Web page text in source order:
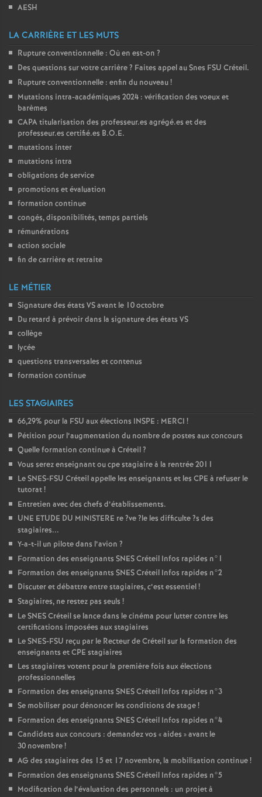
O
r
l
o
u
AESH
LA CARRIÈRE ET LES MUTS
Rupture conventionnelle : Où en est-on ?
Des questions sur votre carrière? Faites appel au Snes FSU Créteil.
Rupture conventionnelle : enfin du nouveau!
Mutations intra-académiques 2024 : vérification des voeux et
barèmes
CAPAtitularisation des professeur.es agrégé.es et des
professeur.es certifié.es B.O.E.
mutations inter
mutations intra
obligations de service
promotions et évaluation
formation continue
congés, disponibilités, temps partiels
rémunérations
action sociale
fin de carrière et retraite
LE MÉTIER
Signature des états VSavant le 10 octobre
Du retard à prévoir dans la signature des états VS
collège
lycée
questions transversales et contenus
formation continue
LES STAGIAIRES
66,29% pour la FSU aux élections INSPE : MERCI !
Pétition pour l’augmentation du nombre de postes aux concours
Quelle formation continue à Créteil?
Vous serez enseignant ou cpe stagiaire à la rentrée 2011
LeSNES-FSU Créteil appelle les enseignants et les CPE à refuser le
tutorat!
Entretien avec des chefs d’établissements.
UNE ETUDE DU MINISTERE re?ve?le les difficulte?s des
stagiaires...
Y-a-t-il un pilote dans l’avion ?
Formation des enseignants SNESCréteil Infos rapides n°1
Formation des enseignants SNESCréteil Infos rapides n°2
Discuter et débattre entre stagiaires, c’est essentiel!
Stagiaires, ne restez pas seuls !
LeSNESCréteil se lance dans le cinéma pour lutter contre les
certifications imposées aux stagiaires
LeSNES-FSU reçu par le Recteur de Créteil sur la formation des
enseignants etCPE stagiaires
Les stagiaires votent pour la première fois aux élections
professionnelles
Formation des enseignants SNESCréteil Infos rapides n°3
Se mobiliser pour dénoncer les conditions de stage!
Formation des enseignants SNESCréteil Infos rapides n°4
Candidats aux concours : demandez vos «aides » avant le
30 novembre!
AG des stagiaires des 15 et 17 novembre, la mobilisation continue!
Formation des enseignants SNESCréteil Infos rapides n°5
Modification de l’évaluation des personnels : un projet à